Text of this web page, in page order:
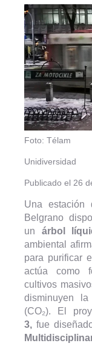
Foto: Télam
Unidiversidad
Publicado el 26
Una estación
Belgrano
un árbol
ambiental
para purificar
actúa como
cultivos
disminuyen
(CO₂). El
3, fue